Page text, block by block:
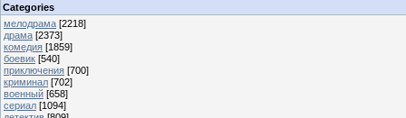
Categories
мелодрама [2218]
драма [2373]
комедия [1859]
боевик [540]
приключения [700]
криминал [702]
военный [658]
сериал [1094]